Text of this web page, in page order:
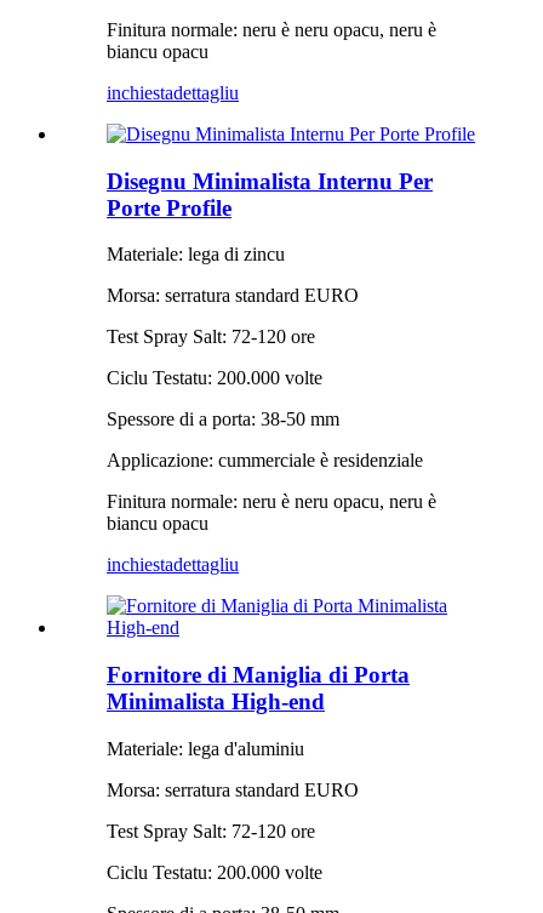
Finitura normale: neru è neru opacu, neru è
biancu opacu
inchiestadettagliu
Disegnu Minimalista Internu Per
Porte Profile
Materiale: lega di zincu
Morsa: serratura standard EURO
Test Spray Salt: 72-120 ore
Ciclu Testatu: 200.000 volte
Spessore di a porta: 38-50 mm
Applicazione: cummerciale è residenziale
Finitura normale: neru è neru opacu, neru è
biancu opacu
inchiestadettagliu
Fornitore di Maniglia di Porta
Minimalista High-end
Materiale: lega d'aluminiu
Morsa: serratura standard EURO
Test Spray Salt: 72-120 ore
Ciclu Testatu: 200.000 volte